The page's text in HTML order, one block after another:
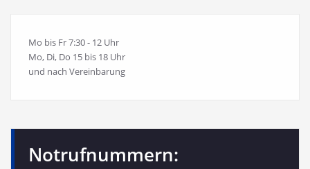
Mo bis Fr 7:30 - 12 Uhr
Mo, Di, Do 15 bis 18 Uhr
und nach Vereinbarung
Notrufnummern: